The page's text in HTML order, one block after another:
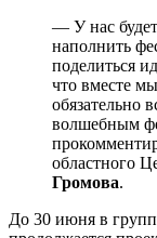
— У нас
наполнить
поделиться
что вместе
обязательно
волшебным
областного
Громова.
До 30 июня в